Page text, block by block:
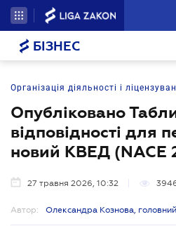
БІЗНЕС
Організація діяльності і
Опубліковано
відповідності для
новий КВЕД (NACE
27 травня 2026, 10:32
Автор: Олександра Кознова,